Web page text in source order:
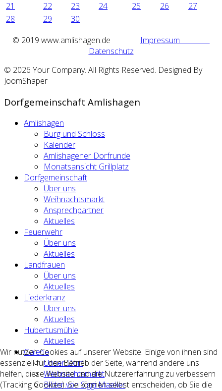
21
22 23 24 25 26
27
28
29
30
© 2019 www.amlishagen.de Impressum
Datenschutz
© 2026 Your Company. All Rights Reserved. Designed By
JoomShaper
Dorfgemeinschaft Amlishagen
Amlishagen
Burg und Schloss
Kalender
Amlishagener Dorfrunde
Monatsansicht Grillplatz
Dorfgemeinschaft
Über uns
Weihnachtsmarkt
Ansprechpartner
Aktuelles
Feuerwehr
Über uns
Aktuelles
Landfrauen
Über uns
Aktuelles
Liederkranz
Über uns
Aktuelles
Hubertusmühle
Aktuelles
Galerie
Unser Dorf
Weihnachtsmarkt
Bilder von Siggi Maeker
Wir nutzen Cookies auf unserer Website. Einige von ihnen sind
essenziell für den Betrieb der Seite, während andere uns
helfen, diese Website und die Nutzererfahrung zu verbessern
(Tracking Cookies). Sie können selbst entscheiden, ob Sie die